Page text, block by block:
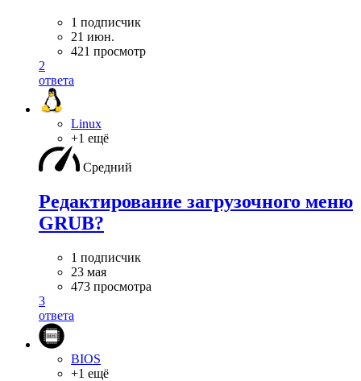
1 подписчик
21 июн.
421 просмотр
2
ответа
Linux
+1 ещё
Средний
Редактирование загрузочного меню
GRUB?
1 подписчик
23 мая
473 просмотра
3
ответа
BIOS
+1 ещё